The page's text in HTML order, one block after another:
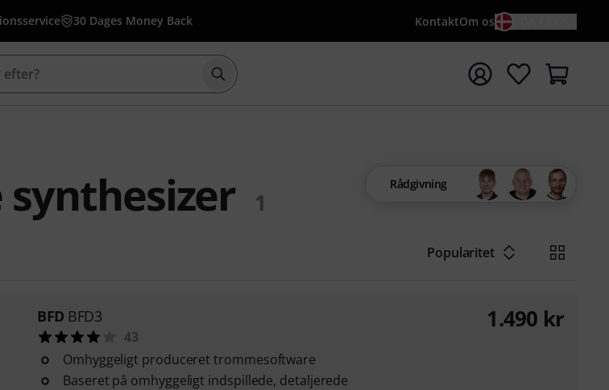
30 Dages Money Back KontaktOm os
Start søgning med søgeord {searchTerm}
synthesizer 1
Rådgivning
Popularitet
BFD BFD3
43
Omhyggeligt produceret trommesoftware
Baseret på omhyggeligt indspillede, detaljerede
1.490 kr